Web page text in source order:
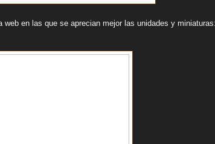
en las que se aprecian mejor las unidades y miniaturas: